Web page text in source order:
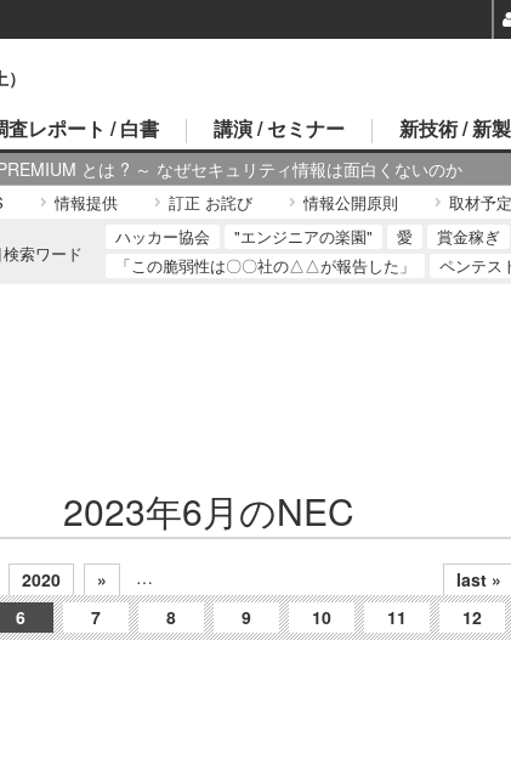
とは ? ～ なぜセキュリティ情報は面白くないのか
査レポート / 白書 講演 / セミナー 新技術 / 新
情報提供 訂正 お詫び 情報公開原則 取材予定
索ワード
ハッカー協会 "エンジニアの楽園" 愛 賞金稼ぎ
「この脆弱性は〇〇社の△△が報告した」
ペンテス
2023年6月のNEC
2020 » …
last »
6 7 8 9 10 11 12